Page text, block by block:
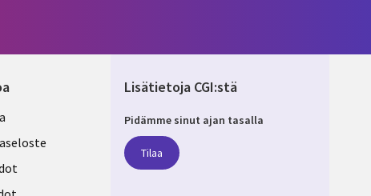
Lisätietoja CGI:stä
Pidämme sinut ajan tasalla
Tilaa